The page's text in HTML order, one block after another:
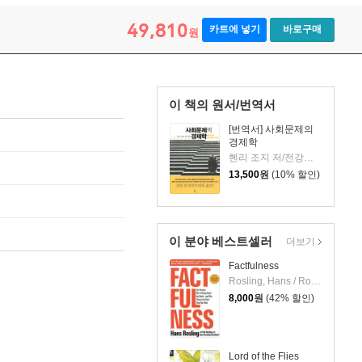
49,810원 카트에 넣기 바로구매
이 책의 원서/번역서
[번역서] 사회문제의
경제학
헨리 조지 저/전강수 역
13,500원 (10% 할인)
이 분야 베스트셀러
Factfulness
Rosling, Hans / Ronnlund, Anna Rosling / Rosling, Ola
8,000원 (42% 할인)
Lord of the Flies
더보기